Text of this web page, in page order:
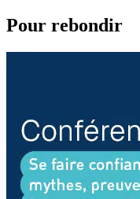
Pour rebondir